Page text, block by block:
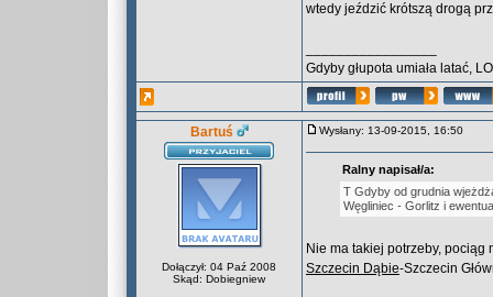
wtedy jeździć krótszą drogą
Gdyby głupota umiała latać,
Bartuś
Dołączył: 04 Paź 2008
Skąd: Dobiegniew
Wysłany: 13-09-2015, 16:50
Ralny napisał/a:
T Gdyby od grudnia
Węgliniec - Gorlitz i
Nie ma takiej potrzeby,
Szczecin Dąbie-Szczecin